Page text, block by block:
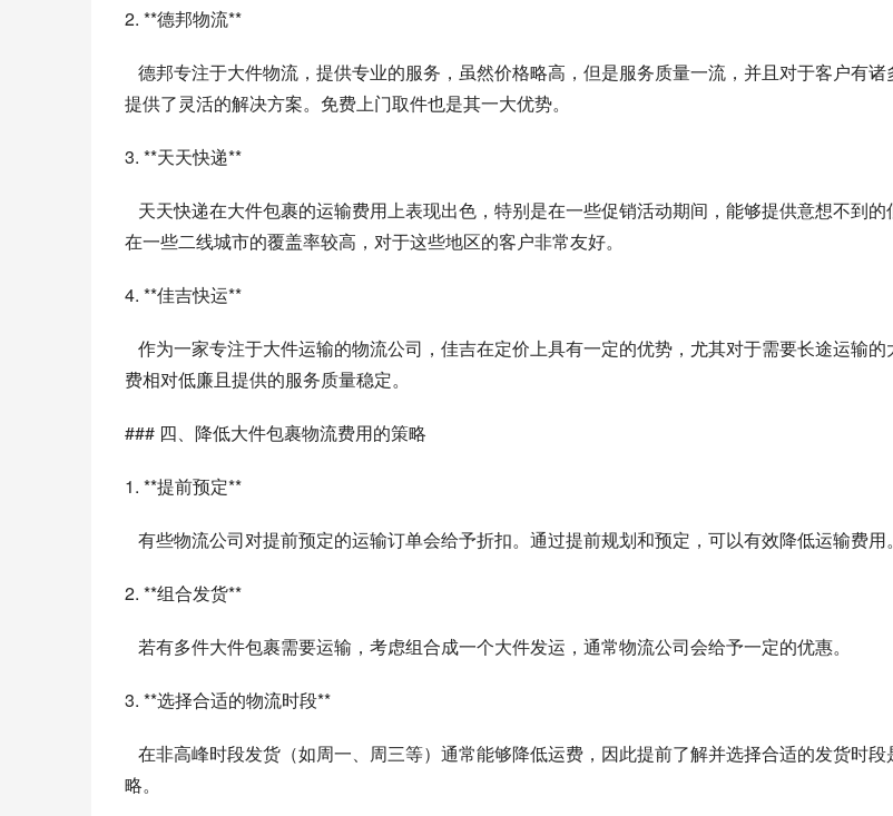
2. **德邦物流**
提供了灵活的解决方案。免费上门取件也是其一大优势。
3. **天天快递**
在一些二线城市的覆盖率较高，对于这些地区的客户非常友好。
4. **佳吉快运**
费相对低廉且提供的服务质量稳定。
### 四、降低大件包裹物流费用的策略
1. **提前预定**
   有些物流公司对提前预定的运输订单会给予折扣。通过提前规划和预定，可以有效降低运输费用。
2. **组合发货**
   若有多件大件包裹需要运输，考虑组合成一个大件发运，通常物流公司会给予一定的优惠。
3. **选择合适的物流时段**
略。